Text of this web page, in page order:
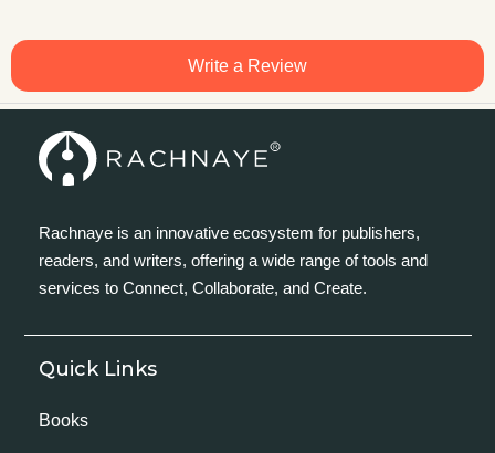
Write a Review
Rachnaye is an innovative ecosystem for publishers,
readers, and writers, offering a wide range of tools and
services to Connect, Collaborate, and Create.
Quick Links
Books